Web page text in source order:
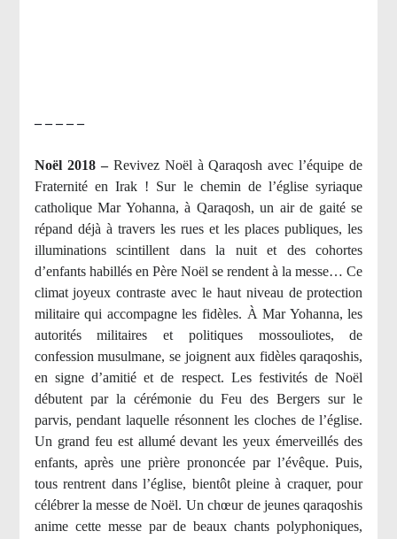
– – – – –
Noël 2018 – Revivez Noël à Qaraqosh avec l’équipe de
Fraternité en Irak ! Sur le chemin de l’église syriaque
catholique Mar Yohanna, à Qaraqosh, un air de gaité se
répand déjà à travers les rues et les places publiques, les
illuminations scintillent dans la nuit et des cohortes
d’enfants habillés en Père Noël se rendent à la messe… Ce
climat joyeux contraste avec le haut niveau de protection
militaire qui accompagne les fidèles. À Mar Yohanna, les
autorités militaires et politiques mossouliotes, de
confession musulmane, se joignent aux fidèles qaraqoshis,
en signe d’amitié et de respect. Les festivités de Noël
débutent par la cérémonie du Feu des Bergers sur le
parvis, pendant laquelle résonnent les cloches de l’église.
Un grand feu est allumé devant les yeux émerveillés des
enfants, après une prière prononcée par l’évêque. Puis,
tous rentrent dans l’église, bientôt pleine à craquer, pour
célébrer la messe de Noël. Un chœur de jeunes qaraqoshis
anime cette messe par de beaux chants polyphoniques,